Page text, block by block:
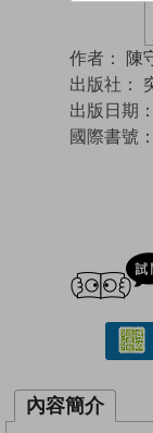
作者： 陳
出版社：
出版日期：
國際書號：
內容簡介